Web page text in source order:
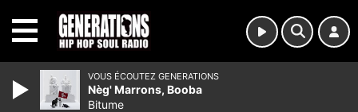
VOUS ÉCOUTEZ GENERATIONS
Nèg' Marrons, Booba
Bitume